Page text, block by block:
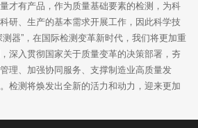
才有产品，作为质量基础要素的检测，为科
研、生产的基本需求开展工作，因此科学技
器”，在国际检测变革新时代，我们将更加重
深入贯彻国家关于质量变革的决策部署，夯
理、加强协同服务、支撑制造业高质量发
检测将焕发出全新的活力和动力，迎来更加